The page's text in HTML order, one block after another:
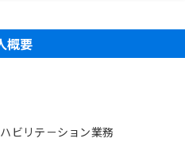
概要
ビリテ－ション業務